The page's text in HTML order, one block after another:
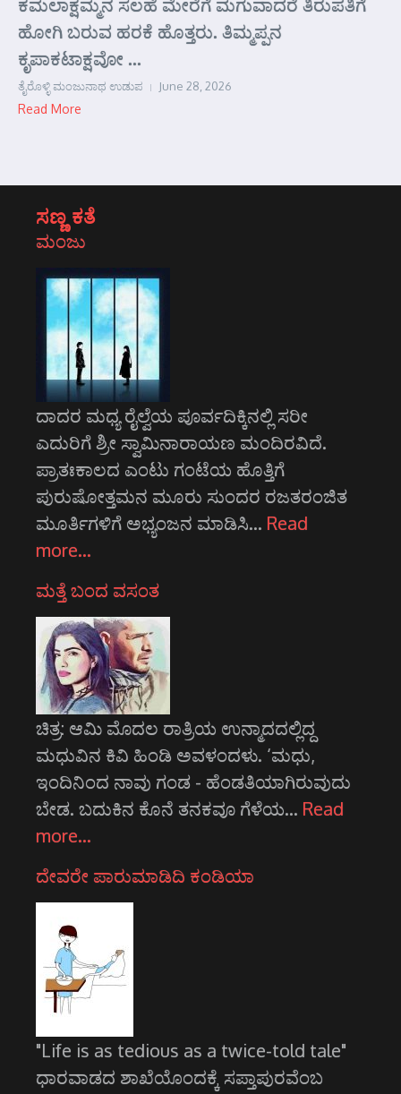
ಹೋಗಿ ಬರುವ ಹರಕೆ ಹೊತ್ತರು. ತಿಮ್ಮಪ್ಪನ
ಕೃಪಾಕಟಾಕ್ಷವೋ ...
ತೈರೊಳ್ಳಿ ಮಂಜುನಾಥ ಉಡುಪ June 28, 2026
Read More
ಸಣ್ಣ ಕತೆ
ಮಂಜು
ದಾದರ ಮಧ್ಯ ರೈಲ್ವೆಯ ಪೂರ್ವದಿಕ್ಕಿನಲ್ಲಿ ಸರೀ
ಎದುರಿಗೆ ಶ್ರೀ ಸ್ವಾಮಿನಾರಾಯಣ ಮಂದಿರವಿದೆ.
ಪ್ರಾತಃಕಾಲದ ಎಂಟು ಗಂಟೆಯ ಹೊತ್ತಿಗೆ
ಪುರುಷೋತ್ತಮನ ಮೂರು ಸುಂದರ ರಜತರಂಜಿತ
ಮೂರ್ತಿಗಳಿಗೆ ಅಭ್ಯಂಜನ ಮಾಡಿಸಿ… Read
more…
ಮತ್ತೆ ಬಂದ ವಸಂತ
ಚಿತ್ರ: ಆಮಿ ಮೊದಲ ರಾತ್ರಿಯ ಉನ್ಮಾದದಲ್ಲಿದ್ದ
ಮಧುವಿನ ಕಿವಿ ಹಿಂಡಿ ಅವಳಂದಳು. ‘ಮಧು,
ಇಂದಿನಿಂದ ನಾವು ಗಂಡ - ಹೆಂಡತಿಯಾಗಿರುವುದು
ಬೇಡ. ಬದುಕಿನ ಕೊನೆ ತನಕವೂ ಗೆಳೆಯ… Read
more…
ದೇವರೇ ಪಾರುಮಾಡಿದಿ ಕಂಡಿಯಾ
"Life is as tedious as a twice-told tale"
ಧಾರವಾಡದ ಶಾಖೆಯೊಂದಕ್ಕೆ ಸಪ್ತಾಪುರವೆಂಬ